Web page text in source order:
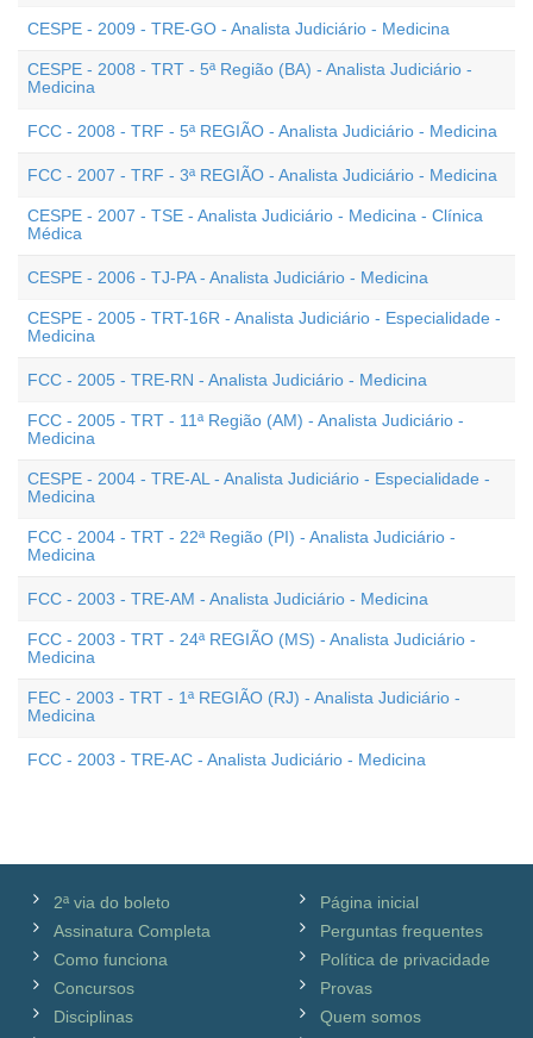
CESPE - 2009 - TRE-GO - Analista Judiciário - Medicina
CESPE - 2008 - TRT - 5ª Região (BA) - Analista Judiciário -
Medicina
FCC - 2008 - TRF - 5ª REGIÃO - Analista Judiciário - Medicina
FCC - 2007 - TRF - 3ª REGIÃO - Analista Judiciário - Medicina
CESPE - 2007 - TSE - Analista Judiciário - Medicina - Clínica
Médica
CESPE - 2006 - TJ-PA - Analista Judiciário - Medicina
CESPE - 2005 - TRT-16R - Analista Judiciário - Especialidade -
Medicina
FCC - 2005 - TRE-RN - Analista Judiciário - Medicina
FCC - 2005 - TRT - 11ª Região (AM) - Analista Judiciário -
Medicina
CESPE - 2004 - TRE-AL - Analista Judiciário - Especialidade -
Medicina
FCC - 2004 - TRT - 22ª Região (PI) - Analista Judiciário -
Medicina
FCC - 2003 - TRE-AM - Analista Judiciário - Medicina
FCC - 2003 - TRT - 24ª REGIÃO (MS) - Analista Judiciário -
Medicina
FEC - 2003 - TRT - 1ª REGIÃO (RJ) - Analista Judiciário -
Medicina
FCC - 2003 - TRE-AC - Analista Judiciário - Medicina
2ª via do boleto
Assinatura Completa
Como funciona
Concursos
Disciplinas
Página inicial
Perguntas frequentes
Política de privacidade
Provas
Quem somos